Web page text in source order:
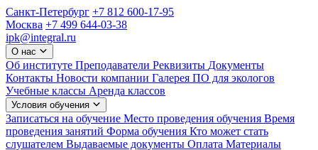
Санкт-Петербург +7 812 600-17-95
Москва +7 499 644-03-38
ipk@integral.ru
О нас
Об институте Преподаватели Реквизиты Документы
Контакты Новости компании Галерея ПО для экологов
Учебные классы Аренда классов
Условия обучения
Записаться на обучение Место проведения обучения Время
проведения занятий Форма обучения Кто может стать
слушателем Выдаваемые документы Оплата Материалы